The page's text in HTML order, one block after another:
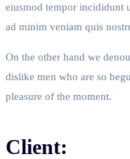
eiusmod tempor incididunt
ad minim veniam quis
On the other hand we
dislike men who are so
pleasure of the moment.
Client: